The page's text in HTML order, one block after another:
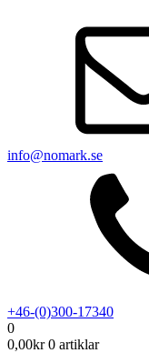
info@nomark.se
+46-(0)300-17340
0
0,00kr 0 artiklar